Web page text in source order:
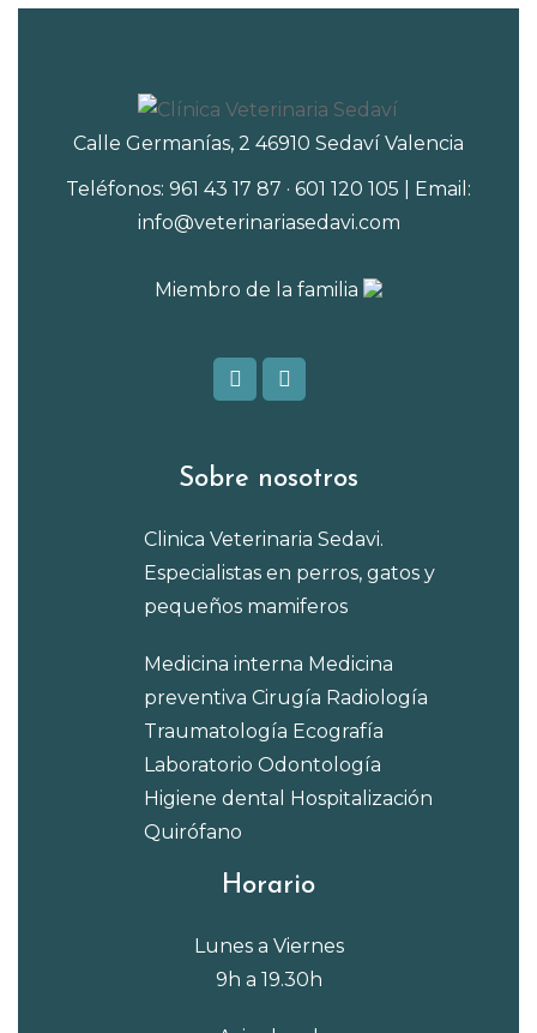
Calle Germanías, 2 46910 Sedaví Valencia
Teléfonos: 961 43 17 87 · 601 120 105 | Email:
info@veterinariasedavi.com
Miembro de la familia
Sobre nosotros
Clinica Veterinaria Sedavi.
Especialistas en perros, gatos y
pequeños mamiferos
Medicina interna Medicina
preventiva Cirugía Radiología
Traumatología Ecografía
Laboratorio Odontología
Higiene dental Hospitalización
Quirófano
Horario
Lunes a Viernes
9h a 19.30h